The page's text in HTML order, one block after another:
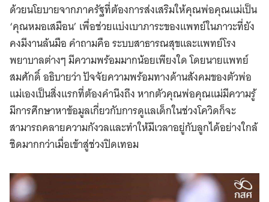
ด้วยนโยบายจากภาครัฐที่ต้องการส่งเสริมให้คุณพ่อคุณแม่เป็น
‘คุณหมอเสมือน’ เพื่อช่วยแบ่งเบาภาระของแพทย์ในภาวะที่ยัง
คงมีงานล้นมือ คำถามคือ ระบบสาธารณสุขและแพทย์โรง
พยาบาลต่างๆ มีความพร้อมมากน้อยเพียงใด โดยนายแพทย์
สมศักดิ์ อธิบายว่า ปัจจัยความพร้อมทางด้านสังคมของตัวพ่อ
แม่เองเป็นสิ่งแรกที่ต้องคำนึงถึง หากตัวคุณพ่อคุณแม่มีความรู้
มีการศึกษาหาข้อมูลเกี่ยวกับการดูแลเด็กในช่วงโควิดก็จะ
สามารถคลายความกังวลและทำให้มีเวลาอยู่กับลูกได้อย่างใกล้
ชิดมากกว่าเมื่อเข้าสู่ช่วงปิดเทอม